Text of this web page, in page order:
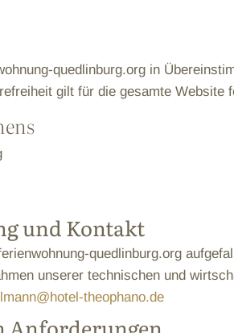
quedlinburg.org in
gilt für die gesamte Website
und Kontakt
quedlinburg.org
unserer technischen und
theophano.de